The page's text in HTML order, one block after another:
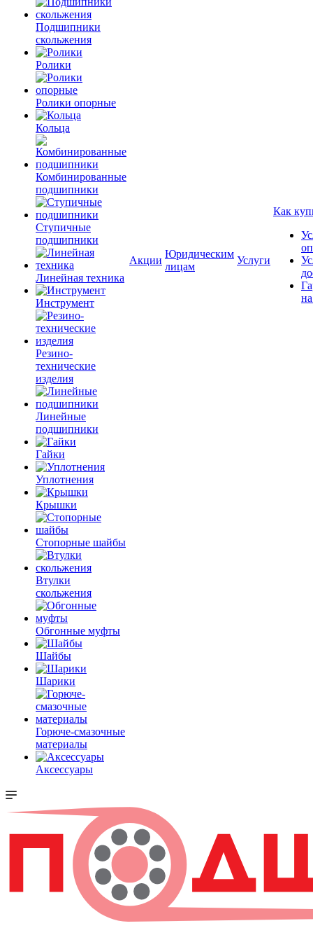
Подшипники
скольжения
Ролики
Ролики опорные
Кольца
Комбинированные
подшипники
Ступичные
подшипники
Линейная техника
Инструмент
Резино-
технические
изделия
Линейные
подшипники
Гайки
Уплотнения
Крышки
Стопорные шайбы
Втулки
скольжения
Обгонные муфты
Шайбы
Шарики
Горюче-смазочные
материалы
Аксессуары
Акции
Юридическим
лицам
Услуги
Как